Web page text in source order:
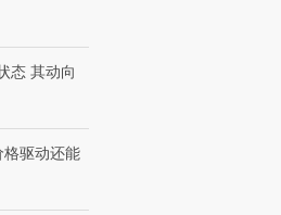
态 其动向
驱动还能